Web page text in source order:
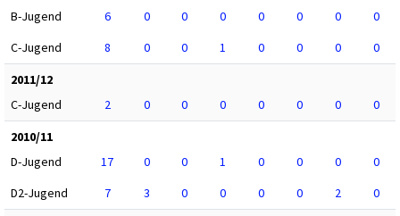
B-Jugend
6 0 0 0 0 0 0
0
C-Jugend
8 0 0 1 0 0 0
0
2011/12
C-Jugend
2 0 0 0 0 0 0
0
2010/11
D-Jugend
17 0 0 1 0 0 0
0
D2-Jugend
7 3 0 0 0 0 2
0